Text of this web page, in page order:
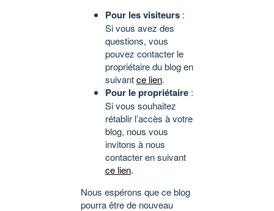
Pour les visiteurs :
Si vous avez des
questions, vous
pouvez contacter le
propriétaire du blog en
suivantce lien.
Pour le propriétaire :
Si vous souhaitez
rétablir l’accès à votre
blog, nous vous
invitons à nous
contacter en suivant
ce lien.
Nous espérons que ce blog
pourra être de nouveau